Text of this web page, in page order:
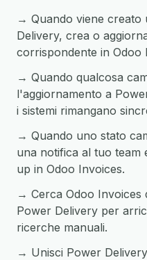
→ Quando viene
Delivery, crea o
corrispondente in Odoo
→ Quando qualcosa
l'aggiornamento a
i sistemi rimangano
→ Quando uno stato
una notifica al tuo team
up in Odoo Invoices.
→ Cerca Odoo Invoices
Power Delivery per
ricerche manuali.
→ Unisci Power